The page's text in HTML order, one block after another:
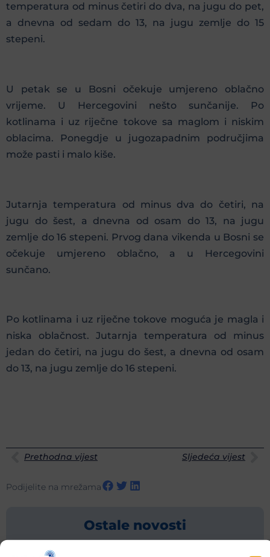
temperatura od minus četiri do dva, na jugu do pet,
a dnevna od sedam do 13, na jugu zemlje do 15
stepeni.
U petak se u Bosni očekuje umjereno oblačno
vrijeme. U Hercegovini nešto sunčanije. Po
kotlinama i uz riječne tokove sa maglom i niskim
oblacima. Ponegdje u jugozapadnim područjima
može pasti i malo kiše.
Jutarnja temperatura od minus dva do četiri, na
jugu do šest, a dnevna od osam do 13, na jugu
zemlje do 16 stepeni. Prvog dana vikenda u Bosni se
očekuje umjereno oblačno, a u Hercegovini
sunčano.
Po kotlinama i uz riječne tokove moguća je magla i
niska oblačnost. Jutarnja temperatura od minus
jedan do četiri, na jugu do šest, a dnevna od osam
do 13, na jugu zemlje do 16 stepeni.
Prethodna vijest Sljedeća vijest
Podijelite na mrežama
Ostale novosti